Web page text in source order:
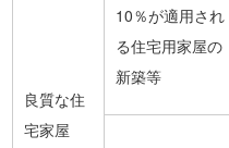
良質な住
宅家屋
10％が適用され
る住宅用家屋の
新築等